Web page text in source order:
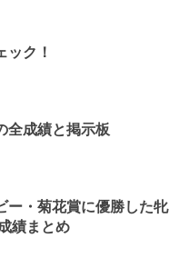
ック！
全成績と掲示板
ー・菊花賞に優勝した牝
績まとめ